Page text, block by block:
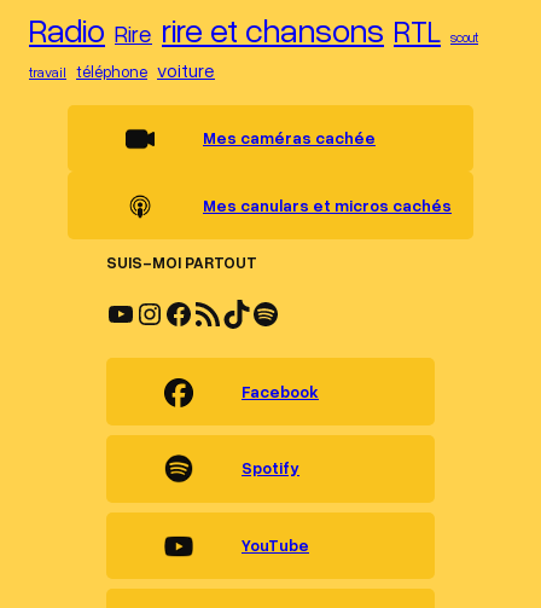
Radio Rire rire et chansons RTL scout
travail téléphone voiture
Mes caméras cachée
Mes canulars et micros cachés
SUIS-MOI PARTOUT
YouTube Instagram Facebook Flux RSS TikTok Spotify
Facebook
Spotify
YouTube